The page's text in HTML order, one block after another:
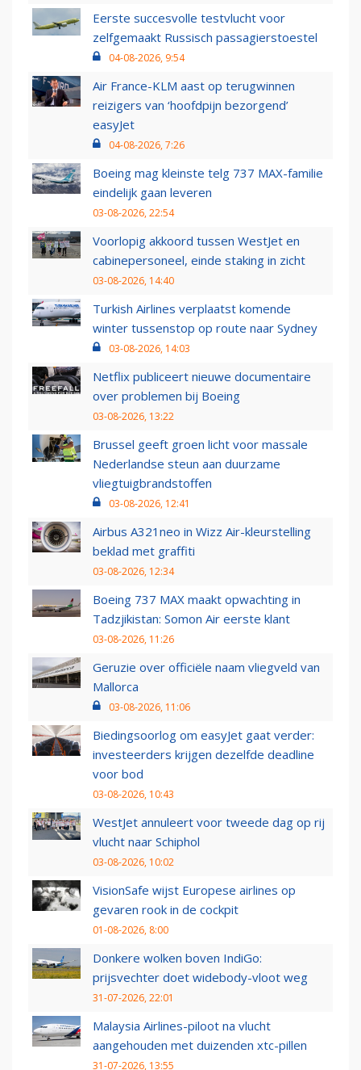
Eerste succesvolle testvlucht voor
zelfgemaakt Russisch passagierstoestel
04-08-2026, 9:54
Air France-KLM aast op terugwinnen
reizigers van ‘hoofdpijn bezorgend’
easyJet
04-08-2026, 7:26
Boeing mag kleinste telg 737 MAX-familie
eindelijk gaan leveren
03-08-2026, 22:54
Voorlopig akkoord tussen WestJet en
cabinepersoneel, einde staking in zicht
03-08-2026, 14:40
Turkish Airlines verplaatst komende
winter tussenstop op route naar Sydney
03-08-2026, 14:03
Netflix publiceert nieuwe documentaire
over problemen bij Boeing
03-08-2026, 13:22
Brussel geeft groen licht voor massale
Nederlandse steun aan duurzame
vliegtuigbrandstoffen
03-08-2026, 12:41
Airbus A321neo in Wizz Air-kleurstelling
beklad met graffiti
03-08-2026, 12:34
Boeing 737 MAX maakt opwachting in
Tadzjikistan: Somon Air eerste klant
03-08-2026, 11:26
Geruzie over officiële naam vliegveld van
Mallorca
03-08-2026, 11:06
Biedingsoorlog om easyJet gaat verder:
investeerders krijgen dezelfde deadline
voor bod
03-08-2026, 10:43
WestJet annuleert voor tweede dag op rij
vlucht naar Schiphol
03-08-2026, 10:02
VisionSafe wijst Europese airlines op
gevaren rook in de cockpit
01-08-2026, 8:00
Donkere wolken boven IndiGo:
prijsvechter doet widebody-vloot weg
31-07-2026, 22:01
Malaysia Airlines-piloot na vlucht
aangehouden met duizenden xtc-pillen
31-07-2026, 13:55